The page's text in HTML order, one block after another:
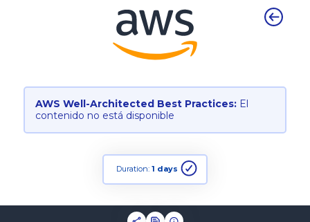
AWS Well-Architected Best Practices: El
contenido no está disponible
Duration: 1 days